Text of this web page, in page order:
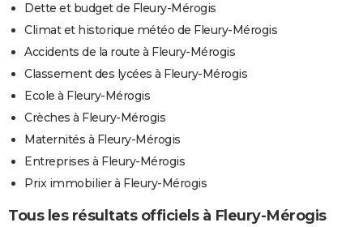
Dette et budget de Fleury-Mérogis
Climat et historique météo de Fleury-Mérogis
Accidents de la route à Fleury-Mérogis
Classement des lycées à Fleury-Mérogis
Ecole à Fleury-Mérogis
Crèches à Fleury-Mérogis
Maternités à Fleury-Mérogis
Entreprises à Fleury-Mérogis
Prix immobilier à Fleury-Mérogis
Tous les résultats officiels à Fleury-Mérogis